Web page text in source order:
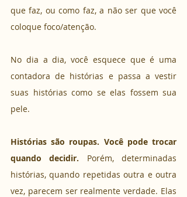
que faz, ou como faz, a não ser que você
coloque foco/atenção.
No dia a dia, você esquece que é uma
contadora de histórias e passa a vestir
suas histórias como se elas fossem sua
pele.
Histórias são roupas. Você pode trocar
quando decidir. Porém, determinadas
histórias, quando repetidas outra e outra
vez, parecem ser realmente verdade. Elas